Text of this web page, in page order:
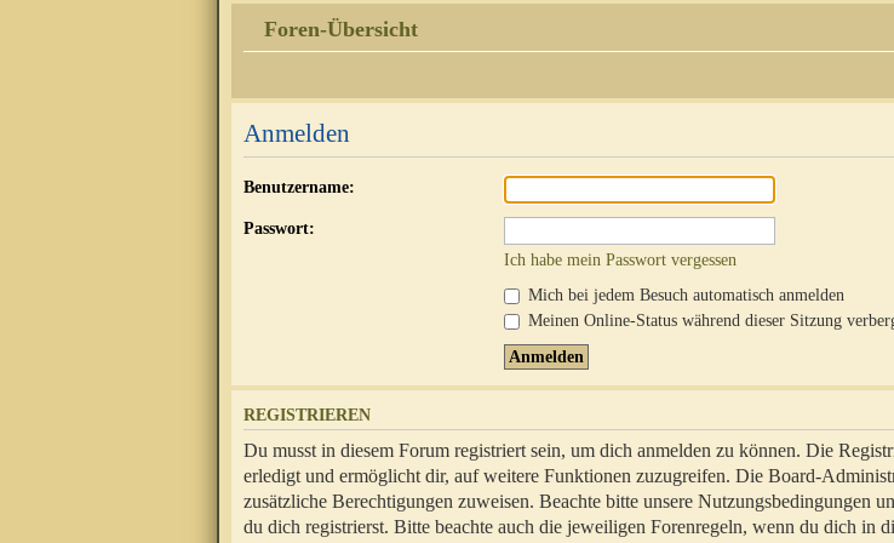
Foren-Übersicht
Anmelden
Benutzername:
Passwort:
Ich habe mein Passwort vergessen
Mich bei jedem Besuch automatisch anmelden
Meinen Online-Status während dieser Sitzung
REGISTRIEREN
Du musst in diesem Forum registriert sein, um dich anmelden zu können. Die
erledigt und ermöglicht dir, auf weitere Funktionen zuzugreifen. Die Board-
zusätzliche Berechtigungen zuweisen. Beachte bitte unsere Nutzungsbedingungen
du dich registrierst. Bitte beachte auch die jeweiligen Forenregeln, wenn du dich in